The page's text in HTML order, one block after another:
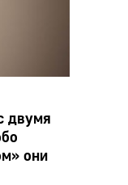
двумя
они